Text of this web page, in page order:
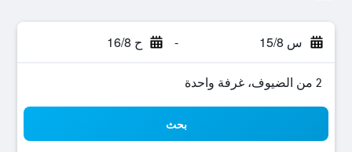
س 15/8 - ح 16/8
2 من الضيوف، غرفة واحدة
بحث